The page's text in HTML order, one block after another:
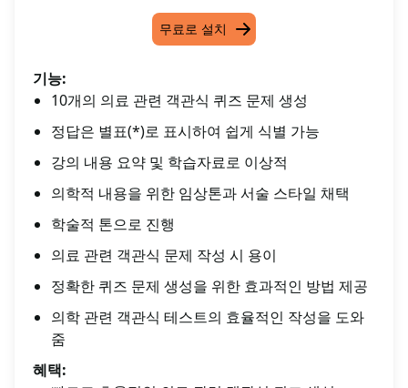
무료로 설치
기능:
10개의 의료 관련 객관식 퀴즈 문제 생성
정답은 별표(*)로 표시하여 쉽게 식별 가능
강의 내용 요약 및 학습자료로 이상적
의학적 내용을 위한 임상톤과 서술 스타일 채택
학술적 톤으로 진행
의료 관련 객관식 문제 작성 시 용이
정확한 퀴즈 문제 생성을 위한 효과적인 방법 제공
의학 관련 객관식 테스트의 효율적인 작성을 도와
줌
혜택: